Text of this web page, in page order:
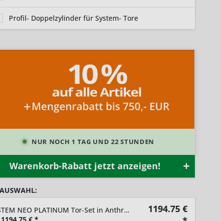
Profil- Doppelzylinder für System- Tore
NUR NOCH 1 TAG UND 22 STUNDEN
Warenkorb-Rabatt jetzt anzeigen!
SYSTEM NEO PLATINUM Tor-Set in Anthrazit Höhe 1800mm
1194,75 € *
1194.75 €